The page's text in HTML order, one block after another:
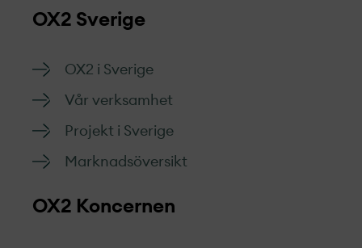
OX2 Sverige
OX2 i Sverige
Vår verksamhet
Projekt­ i Sverige
Marknads­översikt
OX2 Koncernen